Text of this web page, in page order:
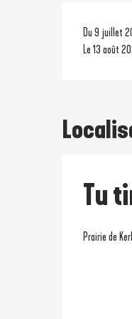
Du 9 juillet
Le 13 août
Tu
Prairie de